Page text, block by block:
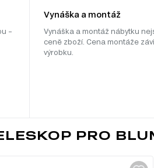
–
Vynáška a montáž
Vynáška a montáž nábytku
ceně zboží. Cena montáže
výrobku.
PRO